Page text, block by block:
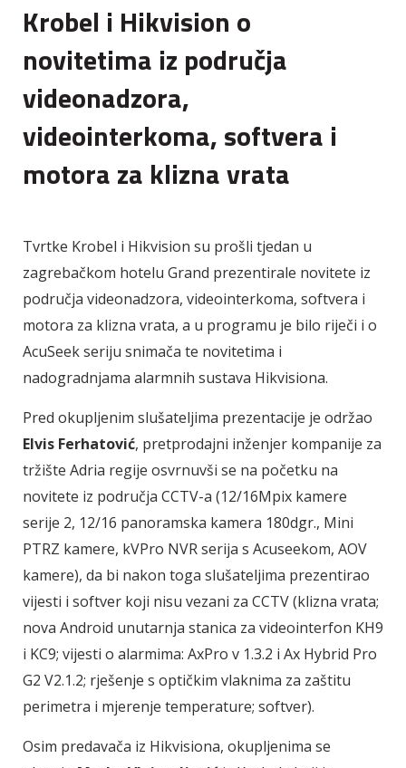
Krobel i Hikvision o
novitetima iz područja
videonadzora,
videointerkoma, softvera i
motora za klizna vrata
Tvrtke Krobel i Hikvision su prošli tjedan u
zagrebačkom hotelu Grand prezentirale novitete iz
područja videonadzora, videointerkoma, softvera i
motora za klizna vrata, a u programu je bilo riječi i o
AcuSeek seriju snimača te novitetima i
nadogradnjama alarmnih sustava Hikvisiona.
Pred okupljenim slušateljima prezentacije je održao
Elvis Ferhatović, pretprodajni inženjer kompanije za
tržište Adria regije osvrnuvši se na početku na
novitete iz područja CCTV-a (12/16Mpix kamere
serije 2, 12/16 panoramska kamera 180dgr., Mini
PTRZ kamere, kVPro NVR serija s Acuseekom, AOV
kamere), da bi nakon toga slušateljima prezentirao
vijesti i softver koji nisu vezani za CCTV (klizna vrata;
nova Android unutarnja stanica za videointerfon KH9
i KC9; vijesti o alarmima: AxPro v 1.3.2 i Ax Hybrid Pro
G2 V2.1.2; rješenje s optičkim vlaknima za zaštitu
perimetra i mjerenje temperature; softver).
Osim predavača iz Hikvisiona, okupljenima se